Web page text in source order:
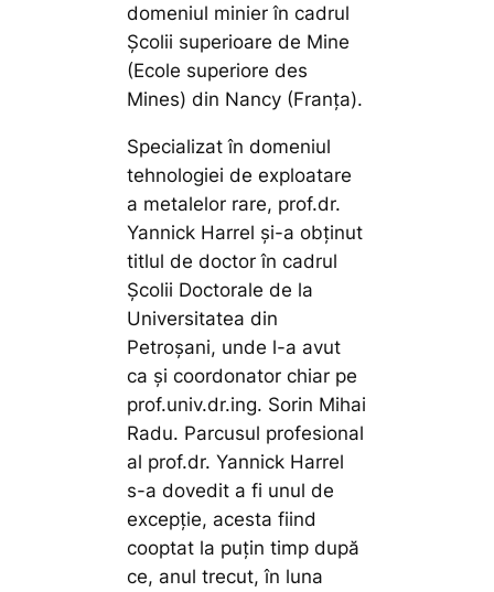
domeniul minier în cadrul
Școlii superioare de Mine
(Ecole superiore des
Mines) din Nancy (Franța).
Specializat în domeniul
tehnologiei de exploatare
a metalelor rare, prof.dr.
Yannick Harrel și-a obținut
titlul de doctor în cadrul
Școlii Doctorale de la
Universitatea din
Petroșani, unde l-a avut
ca și coordonator chiar pe
prof.univ.dr.ing. Sorin Mihai
Radu. Parcusul profesional
al prof.dr. Yannick Harrel
s-a dovedit a fi unul de
excepție, acesta fiind
cooptat la puțin timp după
ce, anul trecut, în luna